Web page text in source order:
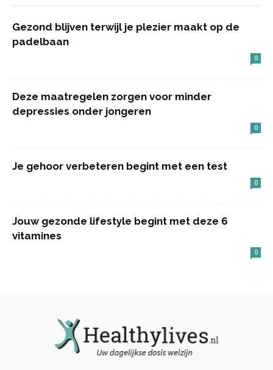
Gezond blijven terwijl je plezier maakt op de
padelbaan
0
Deze maatregelen zorgen voor minder
depressies onder jongeren
0
Je gehoor verbeteren begint met een test
0
Jouw gezonde lifestyle begint met deze 6
vitamines
0